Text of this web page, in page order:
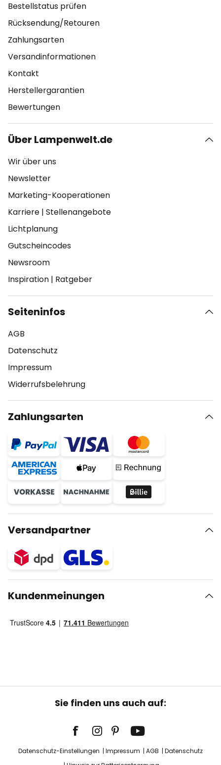
Bestellstatus prüfen
Rücksendung/Retouren
Zahlungsarten
Versandinformationen
Kontakt
Herstellergarantien
Bewertungen
Über Lampenwelt.de
Wir über uns
Newsletter
Marketing-Kooperationen
Karriere | Stellenangebote
Lichtplanung
Gutscheincodes
Newsroom
Inspiration | Ratgeber
Seiteninfos
AGB
Datenschutz
Impressum
Widerrufsbelehrung
Zahlungsarten
Versandpartner
Kundenmeinungen
Sie finden uns auch auf:
Datenschutz-Einstellungen Impressum AGB
Datenschutz